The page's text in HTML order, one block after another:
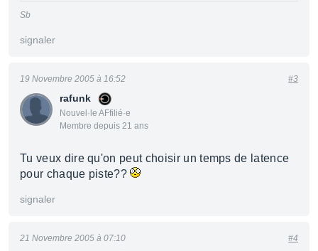
Sb
signaler
rafunk
Nouvel·le AFfilié·e
Membre depuis 21 ans
19 Novembre 2005 à 16:52 #3
Tu veux dire qu'on peut choisir un temps de latence
pour chaque piste??
signaler
21 Novembre 2005 à 07:10 #4